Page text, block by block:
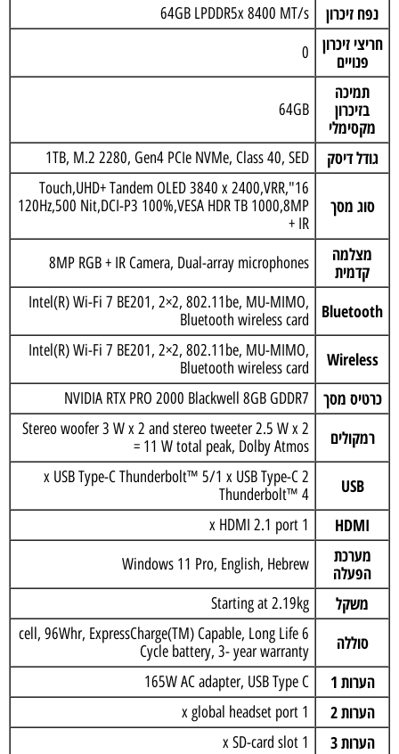
נפח זיכרון 64GB LPDDR5x 8400 MT/s
חריצי זיכרון
פנויים
0
תמיכה
בזיכרון
מקסימלי
64GB
גודל דיסק 1TB, M.2 2280, Gen4 PCIe NVMe, Class 40, SED
סוג מסך
16",Touch,UHD+ Tandem OLED 3840 x 2400,VRR
120Hz,500 Nit,DCI-P3 100%,VESA HDR TB 1000,8MP
+ IR
מצלמה
קדמית
8MP RGB + IR Camera, Dual-array microphones
Bluetooth
Intel(R) Wi-Fi 7 BE201, 2×2, 802.11be, MU-MIMO,
Bluetooth wireless card
Wireless
Intel(R) Wi-Fi 7 BE201, 2×2, 802.11be, MU-MIMO,
Bluetooth wireless card
כרטיס מסך NVIDIA RTX PRO 2000 Blackwell 8GB GDDR7
רמקולים
Stereo woofer 3 W x 2 and stereo tweeter 2.5 W x 2
= 11 W total peak, Dolby Atmos
USB
2 x USB Type-C Thunderbolt™ 5/1 x USB Type-C
Thunderbolt™ 4
HDMI
1 x HDMI 2.1 port
מערכת
הפעלה
Windows 11 Pro, English, Hebrew
משקל Starting at 2.19kg
סוללה
6 cell, 96Whr, ExpressCharge(TM) Capable, Long Life
Cycle battery, 3- year warranty
הערות 1 165W AC adapter, USB Type C
הערות 2 1 x global headset port
הערות 3 1 x SD-card slot